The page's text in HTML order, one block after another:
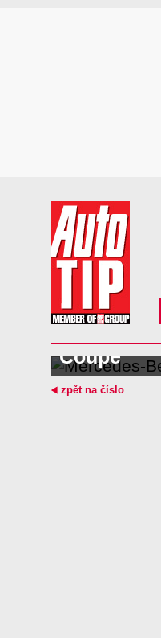
Coupé
zpět na číslo